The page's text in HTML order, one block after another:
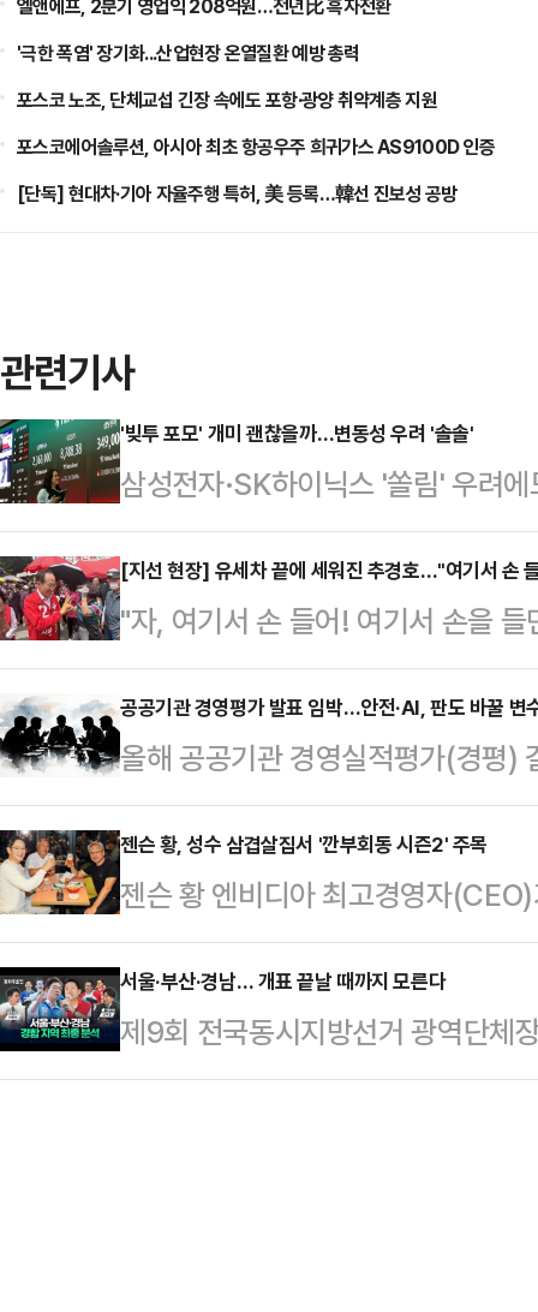
엘앤에프, 2분기 영업익 208억원…전년比 흑자전환
'극한 폭염' 장기화...산업현장 온열질환 예방 총력
포스코 노조, 단체교섭 긴장 속에도 포항·광양 취약계층 지원
포스코에어솔루션, 아시아 최초 항공우주 희귀가스 AS9100D 인증
[단독] 현대차·기아 자율주행 특허, 美 등록…韓선 진보성 공방
관련기사
'빚투 포모' 개미 괜찮을까…변동성 우려 '솔솔'
삼성전자·SK하이닉스 '쏠림' 우려
'뒤처지면 안 된다'는 개미들의 '
뚜렷해지고 있다.빚을 내 투자하는
일각에선 주식 비중확대를 자제할
국거래소에 따르면, 전날 코스피
오른 8788.38에 장을 마쳤다.외국
개인 투자자 매수세에 힘입어 상승
[지선 현장] 유세차 끝에 세워진 추경호…"여기서 손
"자, 여기서 손 들어! 여기서 손을
30분 해가 질 무렵 대구 달서구 죽
국민의힘 대구시장 후보의 손목을
향한 유 의원의 절박함과 동료에 대
의 적극적인 모습에, 추 후보도 이
다.6·3 지방선거 본투표를 이틀 앞
퇴근길까지 대구 동서를 가로지르
공공기관 경영평가 발표 임박…안전·AI, 판도 바꿀
올해 공공기관 경영실적평가(경평)
재난관리 배점 강화와 인공지능
이목이 쏠린다.재정경제부는 이달
공공기관 경평 결과를 확정할 예정
관 57개 등 총 88개 기관이다. 결과
다.2023년도 실적 평가는 2024
2025년 6월 20일에 각각 확정됐
영…
젠슨 황, 성수 삼겹살집서 '깐부회동 시즌2' 주목
젠슨 황 엔비디아 최고경영자
룹 회장과 구광모 LG그룹 회장, 이
의 회동이 추진되는 가운데 장소는
어지는 분위기다.1일 업계에 따르
대차그룹 회장과의 '깐부회동'에 이
서울·부산·경남… 개표 끝날 때까지 모른다
제9회 전국동시지방선거 광역단체
사람이 유일하게 손을 맞잡은 지점